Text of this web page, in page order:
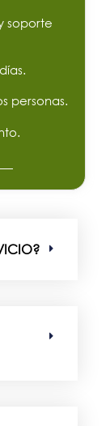
soporte
personas.